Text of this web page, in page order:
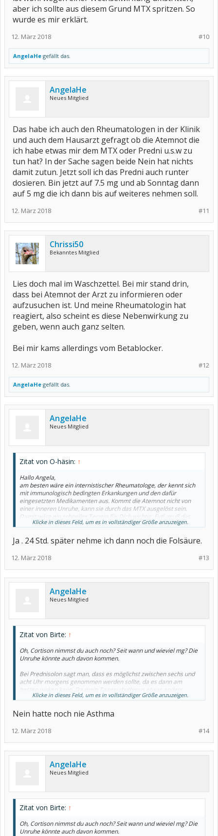
aber ich sollte aus diesem Grund MTX spritzen. So
wurde es mir erklärt.
#10
12. März 2018
AngelaHe gefällt das.
AngelaHe
Neues Mitglied
Das habe ich auch den Rheumatologen in der Klinik
und auch dem Hausarzt gefragt ob die Atemnot die
ich habe etwas mir dem MTX oder Predni u.s.w zu
tun hat? In der Sache sagen beide Nein hat nichts
damit zutun. Jetzt soll ich das Predni auch runter
dosieren. Bin jetzt auf 7.5 mg und ab Sonntag dann
auf 5 mg die ich dann bis auf weiteres nehmen soll.
#11
12. März 2018
Chrissi50
Bekanntes Mitglied
Lies doch mal im Waschzettel. Bei mir stand drin,
dass bei Atemnot der Arzt zu informieren oder
aufzusuchen ist. Und meine Rheumatologin hat
reagiert, also scheint es diese Nebenwirkung zu
geben, wenn auch ganz selten.
Bei mir kams allerdings vom Betablocker.
#12
12. März 2018
AngelaHe gefällt das.
AngelaHe
Neues Mitglied
Zitat von O-häsin: ↑
Hallo Angela,
am besten wäre ein internistischer Rheumatologe, der kennt sich
mit immunologisch bedingten Erkankungen und den dafür
eingesetzten Medikamenten aus. Kommt die Atemnot nicht von
einer inneren Unruhe, kann sie durch das MTX ausgelöst sein.
Damit wäre ein schneller Termin für Dich wichtig. Evtl. muß das
MTX abgesetzt werden. Wegen eines schnelleren Termins kann
Rheumatologen selbst an, hinterlasse zumindest die
aufgekommenen Beschwerden bei der Arzthelferin mit der Bitte
um Rückmeldung des Arztes.
o-häsin
p.s. Zusatz: nimmst Du auch Folsäure nach MTX?
Klicke in dieses Feld, um es in vollständiger Größe anzuzeigen.
Ja . 24 Std. später nehme ich dann noch die Folsäure.
#13
12. März 2018
AngelaHe
Neues Mitglied
Zitat von Birte: ↑
Oh, Cortison nimmst du auch noch? Seit wann und wieviel mg? Die
Unruhe könnte auch davon kommen.
Bei Prednisolon sagt man, dass es möglichst zwischen sechs und
acht Uhr morgens genommen werden sollte, da es dann am
besten wirken kann. Da mein Tagessrhythmus etwas anders
verläuft als der anderer Menschen, nehme ich es nach dem
so nimmst und damit nochmal zu deinem Arzt gehen. Vielleicht
Wechselwirkungen zu durchsuchen. Mit Atemnot ist nicht zu
spaßen - hattest du denn schon mal vorher Asthma?
Klicke in dieses Feld, um es in vollständiger Größe anzuzeigen.
Nein hatte noch nie Asthma
#14
12. März 2018
AngelaHe
Neues Mitglied
Zitat von Birte: ↑
Oh, Cortison nimmst du auch noch? Seit wann und wieviel mg? Die
Unruhe könnte auch davon kommen.